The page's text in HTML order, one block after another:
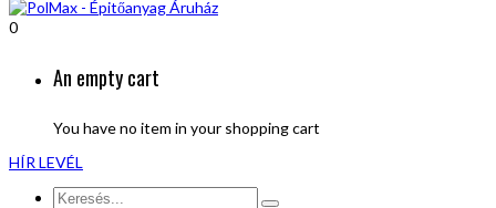
0
An empty cart
You have no item in your shopping cart
HÍR LEVÉL